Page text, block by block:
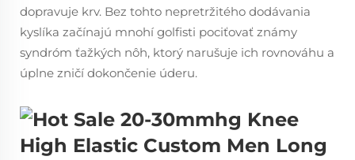
dopravuje krv. Bez tohto nepretržitého dodávania
kyslíka začínajú mnohí golfisti pociťovať známy
syndróm ťažkých nôh, ktorý narušuje ich rovnováhu a
úplne zničí dokončenie úderu.